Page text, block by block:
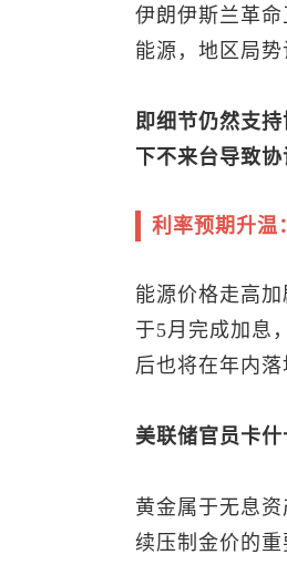
伊朗伊斯兰革
能源，地区局
即细节仍然支
下不来台导致
利率预期升温
能源价格走高
于5月完成加息
后也将在年内落
美联储官员卡
黄金属于无息
续压制金价的重